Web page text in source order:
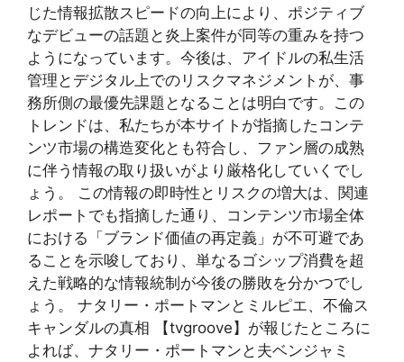
じた情報拡散スピードの向上により、ポジティブ
なデビューの話題と炎上案件が同等の重みを持つ
ようになっています。今後は、アイドルの私生活
管理とデジタル上でのリスクマネジメントが、事
務所側の最優先課題となることは明白です。この
トレンドは、私たちが本サイトが指摘したコンテ
ンツ市場の構造変化とも符合し、ファン層の成熟
に伴う情報の取り扱いがより厳格化していくでし
ょう。 この情報の即時性とリスクの増大は、関連
レポートでも指摘した通り、コンテンツ市場全体
における「ブランド価値の再定義」が不可避であ
ることを示唆しており、単なるゴシップ消費を超
えた戦略的な情報統制が今後の勝敗を分かつでし
ょう。 ナタリー・ポートマンとミルピエ、不倫ス
キャンダルの真相 【tvgroove】が報じたところに
よれば、ナタリー・ポートマンと夫ベンジャミ